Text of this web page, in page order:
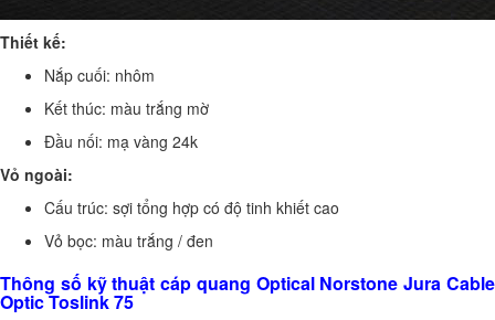
Thiết kế:
Nắp cuối: nhôm
Kết thúc: màu trắng mờ
Đầu nối: mạ vàng 24k
Vỏ ngoài:
Cấu trúc: sợi tổng hợp có độ tinh khiết cao
Vỏ bọc: màu trắng / đen
Thông số kỹ thuật cáp quang Optical Norstone Jura Cable
Optic Toslink 75